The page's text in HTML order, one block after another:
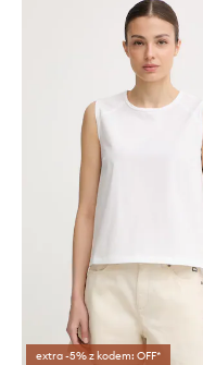
extra -5% z kodem: OFF*